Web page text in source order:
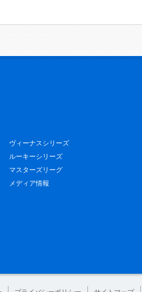
ヴィーナスシリーズ
ルーキーシリーズ
マスターズリーグ
メディア情報